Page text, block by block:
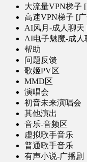
大流量VPN梯子
高速VPN梯子 [
AI风月-成人聊天
AI电子魅魔-成人
帮助
问题反馈
歌姬PV区
MMD区
演唱会
初音未来演唱会
其他演出
音乐-音频区
虚拟歌手音乐
普通歌手音乐
有声小说-广播剧